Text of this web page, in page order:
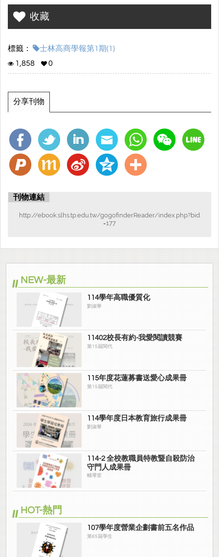
收藏
標籤：
士林高商學報第1期(1)
1,858
0
分享刊物
刊物連結
http://ebook.slhs.tp.edu.tw/gogofinderReader/index.php?bid
=177
NEW-最新
114學年高職優質化
劉淑華
11402校長有約-我愛閱讀競賽
第15屆閱代
115年度花蓮募書送愛心成果冊
第15屆閱代
114學年度日本教育旅行成果冊
劉淑華
114-2 全校教職員特教暨自殺防治
守門人成果冊
輔導室
HOT-熱門
107學年度營業企劃書前五名作品
第65屆學生